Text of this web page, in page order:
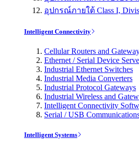
อุปกรณ์ภายใต้ Class I,
Intelligent Connectivity
Cellular Routers and
Ethernet / Serial Device
Industrial Ethernet Switches
Industrial Media Converters
Industrial Protocol Gateways
Industrial Wireless and
Intelligent Connectivity
Serial / USB
Intelligent Systems